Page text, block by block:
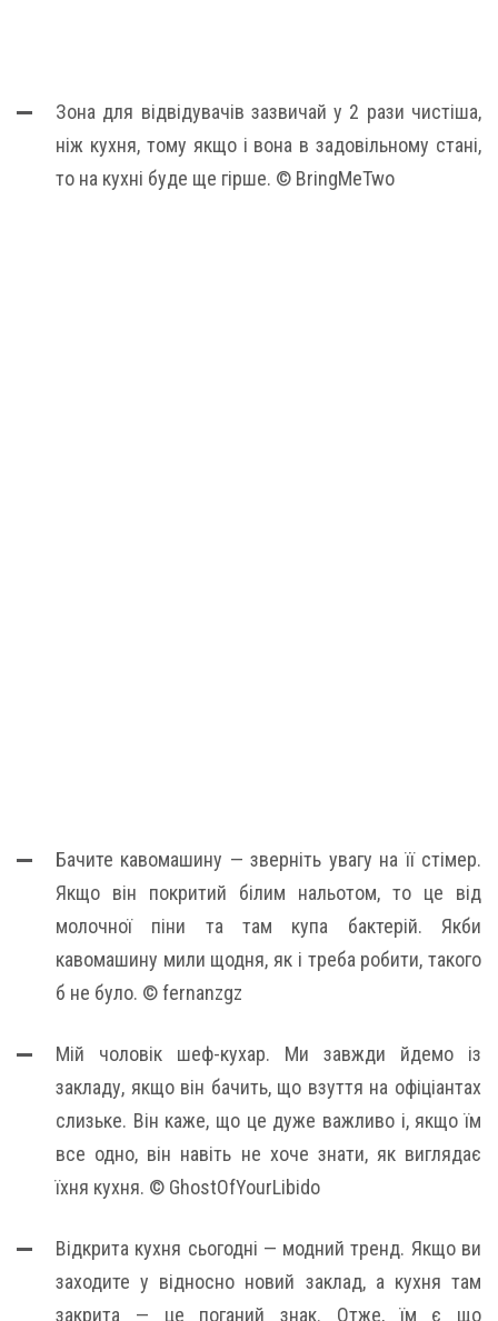
Зона для відвідувачів зазвичай у 2 рази чистіша,
ніж кухня, тому якщо і вона в задовільному стані,
то на кухні буде ще гірше. © BringMeTwo
Бачите кавомашину — зверніть увагу на її стімер.
Якщо він покритий білим нальотом, то це від
молочної піни та там купа бактерій. Якби
кавомашину мили щодня, як і треба робити, такого
б не було. © fernanzgz
Мій чоловік шеф-кухар. Ми завжди йдемо із
закладу, якщо він бачить, що взуття на офіціантах
слизьке. Він каже, що це дуже важливо і, якщо їм
все одно, він навіть не хоче знати, як виглядає
їхня кухня. © GhostOfYourLibido
Відкрита кухня сьогодні — модний тренд. Якщо ви
заходите у відносно новий заклад, а кухня там
закрита — це поганий знак. Отже, їм є що